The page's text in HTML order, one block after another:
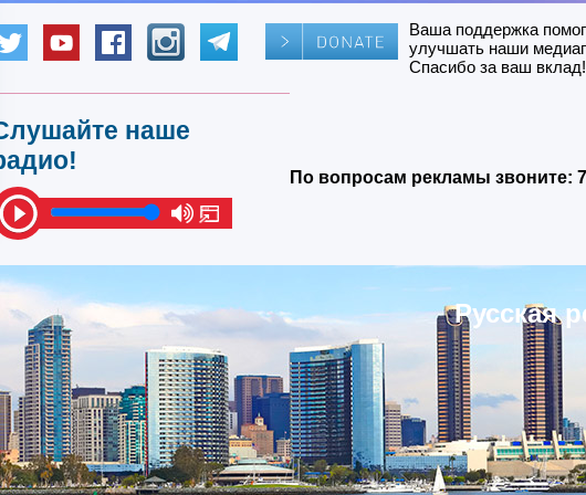
Ваша поддержка
улучшать наши
Спасибо за ваш вклад!
наше
По вопросам рекламы звоните:
Русская